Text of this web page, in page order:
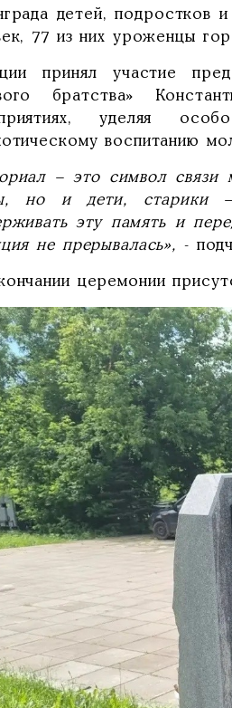
детей, подростков
77 из них уроженцы
принял участие
братства»
уделяя
воспитанию
– это символ связи
но и дети, старики
эту память и
не прерывалась», -
церемонии